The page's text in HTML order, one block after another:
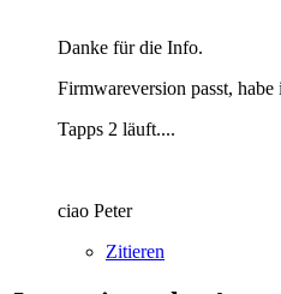
Danke für die Info.
Firmwareversion passt, habe
Tapps 2 läuft....
ciao Peter
Zitieren